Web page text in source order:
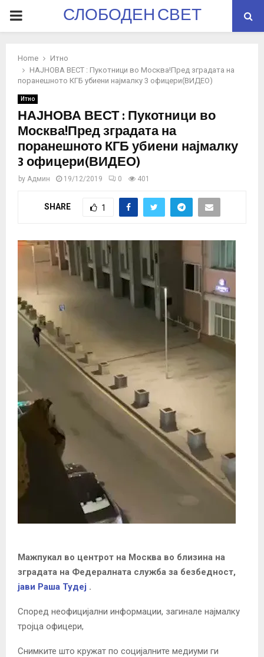
PRIMARYСЛОБОДЕН СВЕТ
Home
Итно
НАЈНОВА ВЕСТ : Пукотници во Москва!Пред зградата на
поранешното КГБ убиени најмалку 3 офицери(ВИДЕО)
Итно
НАЈНОВА ВЕСТ : Пукотници во
Москва!Пред зградата на
поранешното КГБ убиени најмалку
3 офицери(ВИДЕО)
by Админ 19/12/2019 0 401
SHARE 1
Мажпукал во центрот на Москва во близина на
зградата на Федералната служба за безбедност,
јави Раша Тудеј .
Според неофицијални информации, загинале најмалку
тројца офицери,
Снимките што кружат по социјалните медиуми ги